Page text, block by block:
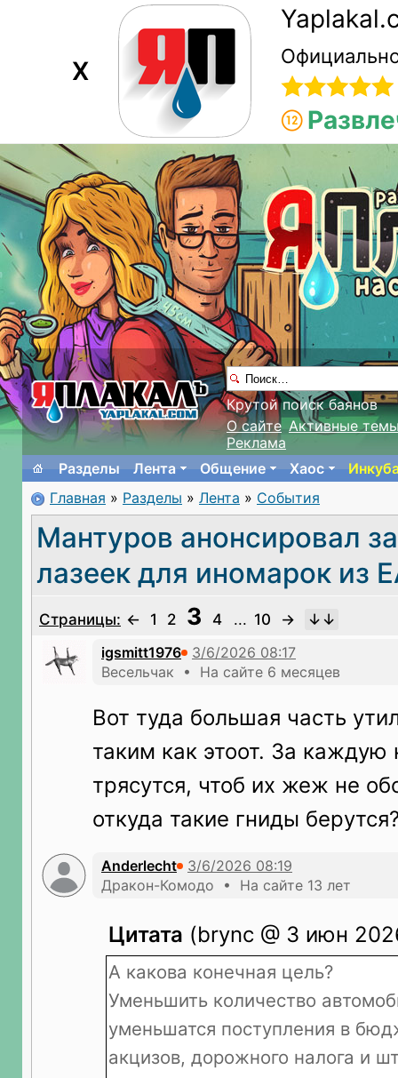
X
Крутой поиск баянов
О сайте Активные
Реклама
Разделы
Лента Общение Хаос
Главная » Разделы » Лента » События
Мантуров анонсировал
лазеек для иномарок из
Страницы: ← 1 2 3 4 ... 10
→
igsmitt1976
Весельчак • На сайте 6 месяцев
Вот туда большая часть
таким как этоот. За каждую
трясутся, чтоб их жеж не
откуда такие гниды
Anderlecht
Дракон-Комодо • На сайте 13 лет
Цитата (brync @ 3 июн
А какова конечная цель?
Уменьшить количество
уменьшатся поступления в
акцизов, дорожного налога и